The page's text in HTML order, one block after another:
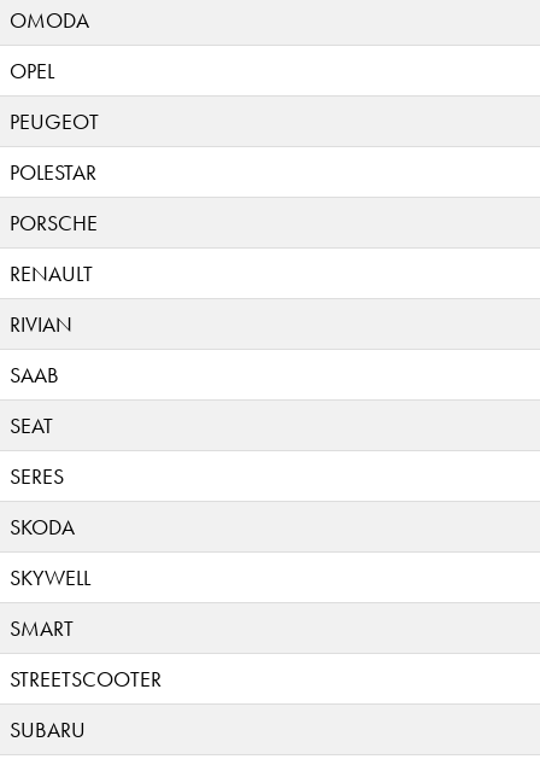
OMODA
OPEL
PEUGEOT
POLESTAR
PORSCHE
RENAULT
RIVIAN
SAAB
SEAT
SERES
SKODA
SKYWELL
SMART
STREETSCOOTER
SUBARU